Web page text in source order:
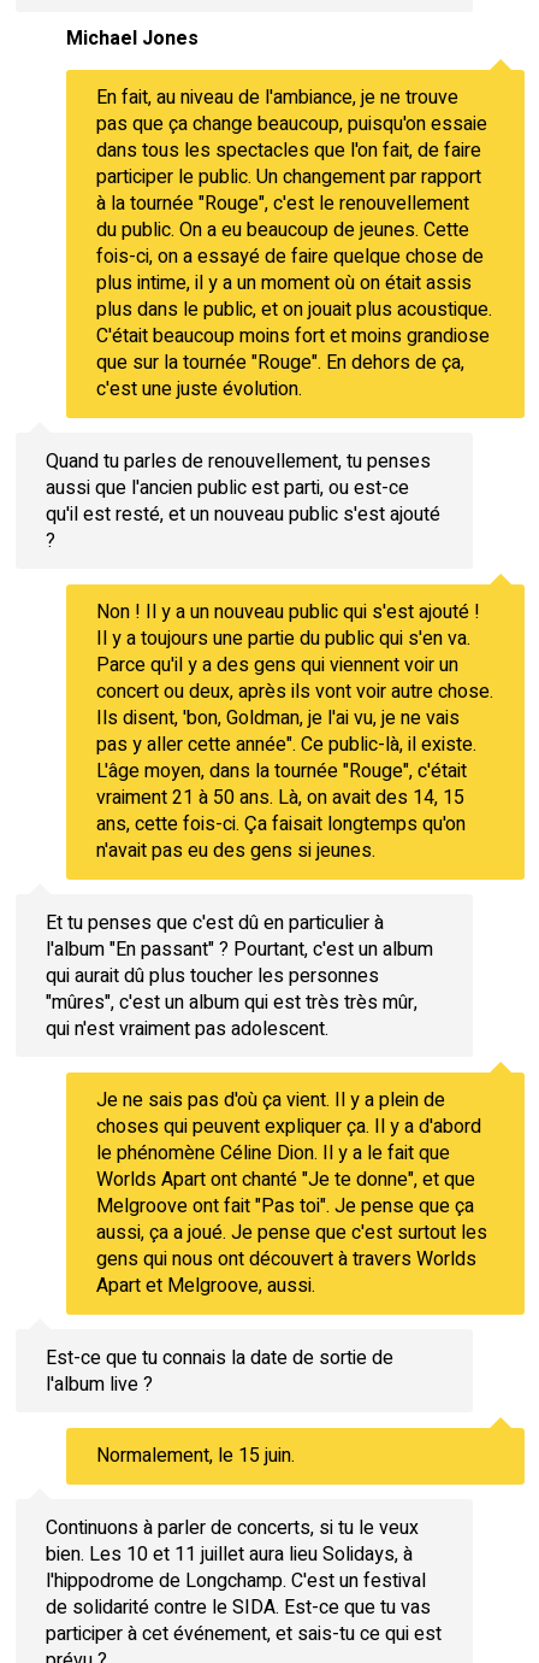
Michael Jones
En fait, au niveau de l'ambiance, je ne trouve
pas que ça change beaucoup, puisqu'on essaie
dans tous les spectacles que l'on fait, de faire
participer le public. Un changement par rapport
à la tournée "Rouge", c'est le renouvellement
du public. On a eu beaucoup de jeunes. Cette
fois-ci, on a essayé de faire quelque chose de
plus intime, il y a un moment où on était assis
plus dans le public, et on jouait plus acoustique.
C'était beaucoup moins fort et moins grandiose
que sur la tournée "Rouge". En dehors de ça,
c'est une juste évolution.
Quand tu parles de renouvellement, tu penses
aussi que l'ancien public est parti, ou est-ce
qu'il est resté, et un nouveau public s'est ajouté
?
Non ! Il y a un nouveau public qui s'est ajouté !
Il y a toujours une partie du public qui s'en va.
Parce qu'il y a des gens qui viennent voir un
concert ou deux, après ils vont voir autre chose.
Ils disent, 'bon, Goldman, je l'ai vu, je ne vais
pas y aller cette année". Ce public-là, il existe.
L'âge moyen, dans la tournée "Rouge", c'était
vraiment 21 à 50 ans. Là, on avait des 14, 15
ans, cette fois-ci. Ça faisait longtemps qu'on
n'avait pas eu des gens si jeunes.
Et tu penses que c'est dû en particulier à
l'album "En passant" ? Pourtant, c'est un album
qui aurait dû plus toucher les personnes
"mûres", c'est un album qui est très très mûr,
qui n'est vraiment pas adolescent.
Je ne sais pas d'où ça vient. Il y a plein de
choses qui peuvent expliquer ça. Il y a d'abord
le phénomène Céline Dion. Il y a le fait que
Worlds Apart ont chanté "Je te donne", et que
Melgroove ont fait "Pas toi". Je pense que ça
aussi, ça a joué. Je pense que c'est surtout les
gens qui nous ont découvert à travers Worlds
Apart et Melgroove, aussi.
Est-ce que tu connais la date de sortie de
l'album live ?
Normalement, le 15 juin.
Continuons à parler de concerts, si tu le veux
bien. Les 10 et 11 juillet aura lieu Solidays, à
l'hippodrome de Longchamp. C'est un festival
de solidarité contre le SIDA. Est-ce que tu vas
participer à cet événement, et sais-tu ce qui est